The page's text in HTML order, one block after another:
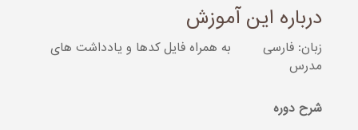
درباره این آموزش
زبان: فارسی
به همراه فایل کدها و یادداشت های
مدرس
شرح دوره